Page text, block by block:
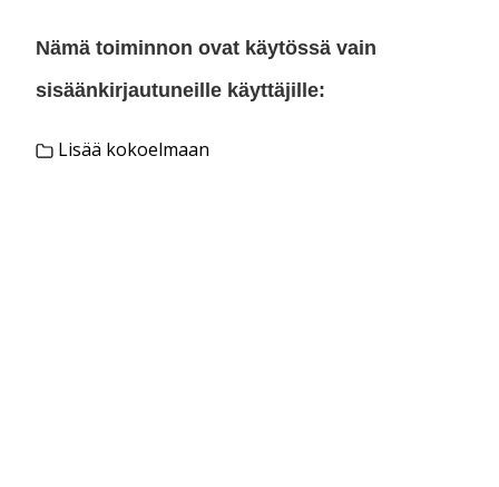
Nämä toiminnon ovat käytössä vain
sisäänkirjautuneille käyttäjille:
Lisää kokoelmaan